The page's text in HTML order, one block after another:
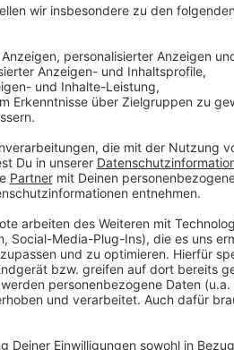
offensichtlich deutlich schlimmer als
Anzeige
Weitere Kühl-Gadgets gegen
Anzeige
Der Sprühnebler ist eine
stellen wir euch noch andere